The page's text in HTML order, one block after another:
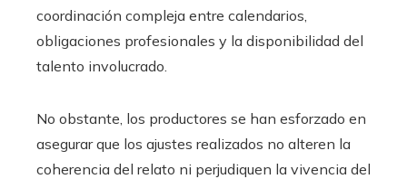
coordinación compleja entre calendarios,
obligaciones profesionales y la disponibilidad del
talento involucrado.
No obstante, los productores se han esforzado en
asegurar que los ajustes realizados no alteren la
coherencia del relato ni perjudiquen la vivencia del